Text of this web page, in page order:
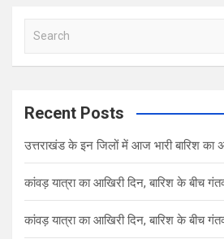
a
c
Recent Posts
उत्तराखंड के इन जिलों में आज भारी बारिश का
कांवड़ यात्रा का आखिरी दिन, बारिश के बीच
कांवड़ यात्रा का आखिरी दिन, बारिश के बीच